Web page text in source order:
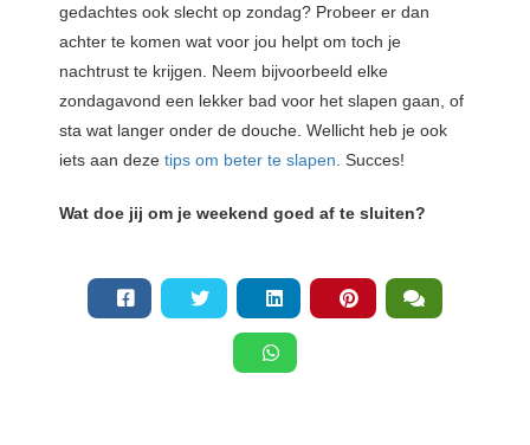
gedachtes ook slecht op zondag? Probeer er dan
achter te komen wat voor jou helpt om toch je
nachtrust te krijgen. Neem bijvoorbeeld elke
zondagavond een lekker bad voor het slapen gaan, of
sta wat langer onder de douche. Wellicht heb je ook
iets aan deze tips om beter te slapen . Succes!
Wat doe jij om je weekend goed af te sluiten?